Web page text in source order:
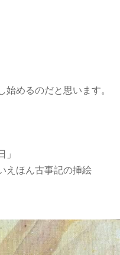
始めるのだと思います。
」
えほん古事記の挿絵